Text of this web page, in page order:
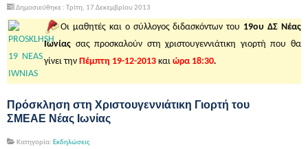
Δημοσιεύθηκε : Τρίτη, 17 Δεκεμβρίου 2013
Οι μαθητές και ο σύλλογος διδασκόντων του 19ου ΔΣ Νέας
Ιωνίας σας προσκαλούν στη χριστουγεννιάτικη γιορτή που θα
γίνει την Πέμπτη 19-12-2013 και ώρα 18:30.
Πρόσκληση στη Χριστουγεννιάτικη Γιορτή του
ΣΜΕΑΕ Νέας Ιωνίας
Κατηγορία: Εκδηλώσεις